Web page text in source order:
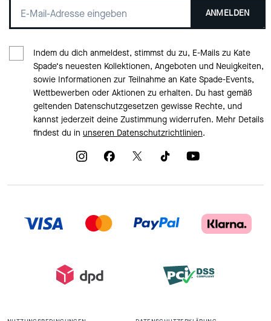
ANMELDEN
Indem du dich anmeldest, stimmst du zu, E-Mails zu Kate
Spade‘s neuesten Kollektionen, Angeboten und Neuigkeiten,
sowie Informationen zur Teilnahme an Kate Spade-Events,
Wettbewerben oder Aktionen zu erhalten. Du hast gemäß
geltenden Datenschutzgesetzen gewisse Rechte, und
kannst jederzeit deine Zustimmung widerrufen. Mehr Details
findest du in unseren Datenschutzrichtlinien.